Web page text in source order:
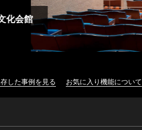
した事例を見る お気に入り機能について